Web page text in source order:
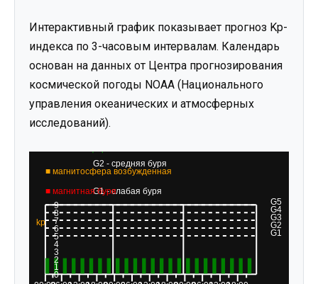
Интерактивный график показывает прогноз Kp-
индекса по 3-часовым интервалам. Календарь
основан на данных от Центра прогнозирования
космической погоды NOAA (Национального
управления океанических и атмосферных
исследований).